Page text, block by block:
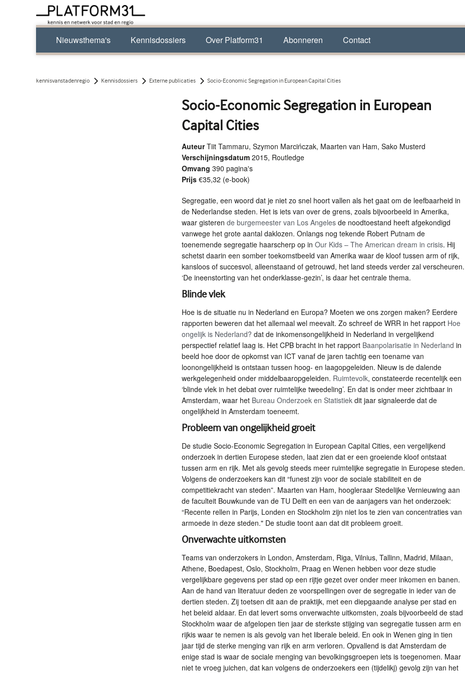
Nieuwsthema's Kennisdossiers Over Platform31 Abonneren Contact
kennisvanstadenregio Kennisdossiers Externe publicaties Socio-Economic Segregation in European Capital Cities
Socio-Economic Segregation in European
Capital Cities
AuteurTiit Tammaru, Szymon Marcińczak, Maarten van Ham, Sako Musterd
Verschijningsdatum 2015, Routledge
Omvang 390 pagina's
Prijs €35,32 (e-book)
Segregatie, een woord dat je niet zo snel hoort vallen als het gaat om de leefbaarheid in
de Nederlandse steden. Het is iets van over de grens, zoals bijvoorbeeld in Amerika,
waar gisteren de burgemeester van Los Angelesde noodtoestand heeft afgekondigd
vanwege het grote aantal daklozen. Onlangs nog tekende Robert Putnam de
toenemende segregatie haarscherp op in Our Kids – The American dream in crisis. Hij
schetst daarin een somber toekomstbeeld van Amerika waar de kloof tussen arm of rijk,
kansloos of succesvol, alleenstaand of getrouwd, het land steeds verder zal verscheuren.
‘De ineenstorting van het onderklasse-gezin’, is daar het centrale thema.
Blinde vlek
Hoe is de situatie nu in Nederland en Europa? Moeten we ons zorgen maken? Eerdere
rapporten beweren dat het allemaal wel meevalt. Zo schreef de WRRin het rapport Hoe
ongelijk is Nederland? dat de inkomensongelijkheid in Nederland in vergelijkend
perspectief relatief laag is. Het CPBbracht in het rapport Baanpolarisatie in Nederland in
beeld hoe door de opkomst van ICTvanaf de jaren tachtig een toename van
loonongelijkheid is ontstaan tussen hoog- en laagopgeleiden. Nieuw is de dalende
werkgelegenheid onder middelbaaropgeleiden. Ruimtevolk, constateerde recentelijk een
‘blinde vlek in het debat over ruimtelijke tweedeling’. En dat is onder meer zichtbaar in
Amsterdam, waar het Bureau Onderzoek en Statistiekdit jaar signaleerde dat de
ongelijkheid in Amsterdam toeneemt.
Probleem van ongelijkheid groeit
De studie Socio-Economic Segregation in European Capital Cities, een vergelijkend
onderzoek in dertien Europese steden, laat zien dat er een groeiende kloof ontstaat
tussen arm en rijk. Met als gevolg steeds meer ruimtelijke segregatie in Europese steden.
Volgens de onderzoekers kan dit “funest zijn voor de sociale stabiliteit en de
competitiekracht van steden”. Maarten van Ham, hoogleraar Stedelijke Vernieuwing aan
de faculteit Bouwkunde van de TU Delft en een van de aanjagers van het onderzoek:
“Recente rellen in Parijs, Londen en Stockholm zijn niet los te zien van concentraties van
armoede in deze steden." De studie toont aan dat dit probleem groeit.
Onverwachte uitkomsten
Teams van onderzokers in London, Amsterdam, Riga, Vilnius, Tallinn, Madrid, Milaan,
Athene, Boedapest, Oslo, Stockholm, Praag en Wenen hebben voor deze studie
vergelijkbare gegevens per stad op een rijtje gezet over onder meer inkomen en banen.
Aan de hand van literatuur deden ze voorspellingen over de segregatie in ieder van de
dertien steden. Zij toetsen dit aan de praktijk, met een diepgaande analyse per stad en
het beleid aldaar. En dat levert soms onverwachte uitkomsten, zoals bijvoorbeeld de stad
Stockholm waar de afgelopen tien jaar de sterkste stijging van segregatie tussen arm en
rijkis waar te nemen is als gevolg van het liberale beleid. En ook in Wenen ging in tien
jaar tijd de sterke menging van rijk en arm verloren. Opvallend is dat Amsterdam de
enige stad is waar de sociale menging van bevolkingsgroepen iets is toegenomen. Maar
niet te vroeg juichen, dat kan volgens de onderzoekers een (tijdelikj) gevolg zijn van het